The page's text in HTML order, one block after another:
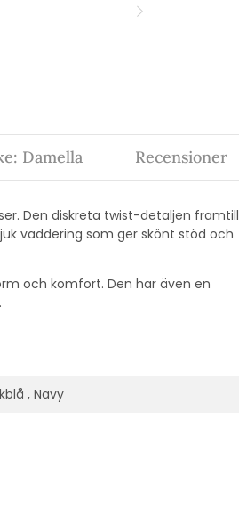
Den diskreta twist-detaljen framtill
vaddering som ger skönt stöd och
och komfort. Den har även en
, Navy
Damella Recensioner